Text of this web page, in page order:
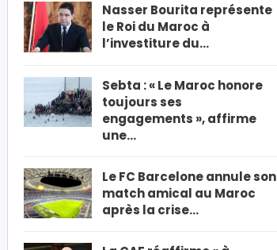
Nasser Bourita représente
le Roi du Maroc à
l’investiture du…
Sebta : « Le Maroc honore
toujours ses
engagements », affirme
une…
Le FC Barcelone annule son
match amical au Maroc
après la crise…